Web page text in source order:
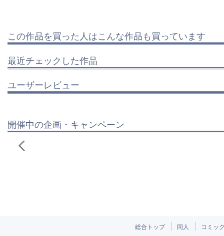
この作品を買った人はこんな作品も買っています
最近チェックした作品
ユーザーレビュー
開催中の企画・キャンペーン
総合トップ 同人 コミッ